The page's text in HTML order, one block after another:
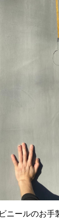
ニールのお手